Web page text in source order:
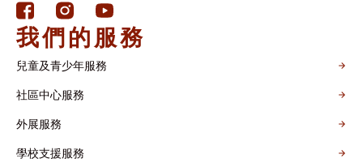
我們的服務
兒童及青少年服務
社區中心服務
外展服務
學校支援服務